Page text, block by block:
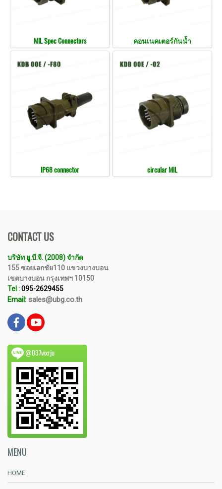
MIL Spec Connectors คอนเนคเตอร์กันน้ำ
IP68 connector circular MIL
CONTACT US
บริษัท ยู.บี.จี. (2008) จำกัด
155 ซอยเอกชัย110 แขวงบางบอน
เขตบางบอน กรุงเทพฯ 10150
Tel :095-2629455
Email: sales@ubg.co.th
@037wxrju
MENU
HOME